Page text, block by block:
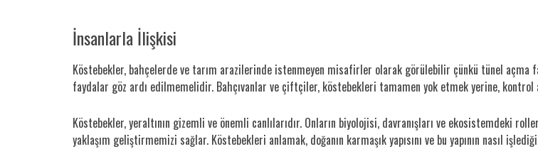
İnsanlarla İlişkisi
Köstebekler, bahçelerde ve tarım arazilerinde istenmeyen misafirler olarak görülebilir çünkü tünel açma
faydalar göz ardı edilmemelidir. Bahçıvanlar ve çiftçiler, köstebekleri tamamen yok etmek yerine, kontrol
Köstebekler, yeraltının gizemli ve önemli canlılarıdır. Onların biyolojisi, davranışları ve ekosistemdeki
yaklaşım geliştirmemizi sağlar. Köstebekleri anlamak, doğanın karmaşık yapısını ve bu yapının nasıl